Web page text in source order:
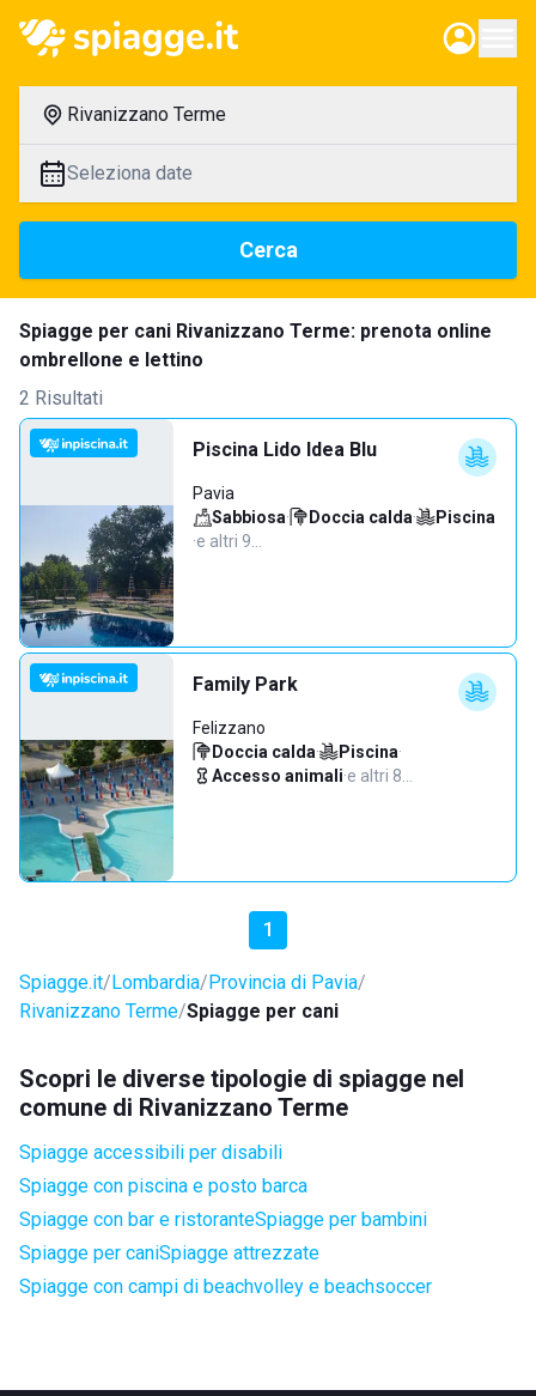
Rivanizzano Terme
Seleziona date
Cerca
Spiagge per cani Rivanizzano Terme: prenota online
ombrellone e lettino
2 Risultati
Piscina Lido Idea Blu
Pavia
Sabbiosa· Doccia calda·
Piscina
·e altri 9…
Family Park
Felizzano
Doccia calda· Piscina·
Accesso animali·e altri 8…
1
Spiagge.it Lombardia Provincia di Pavia
Rivanizzano Terme Spiagge per cani
Scopri le diverse tipologie di spiagge nel
comune di Rivanizzano Terme
Spiagge accessibili per disabili
Spiagge con piscina e posto barca
Spiagge con bar e ristoranteSpiagge per bambini
Spiagge per caniSpiagge attrezzate
Spiagge con campi di beachvolley e beachsoccer